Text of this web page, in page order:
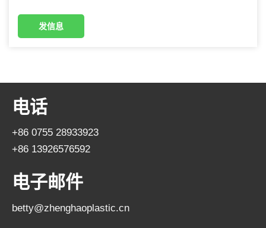
发信息
电话
+86 0755 28933923
+86 13926576592
电子邮件
betty@zhenghaoplastic.cn